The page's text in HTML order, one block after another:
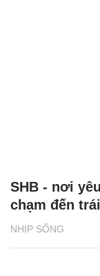
NHỊP SỐNG
SHB - nơi
chạm đến